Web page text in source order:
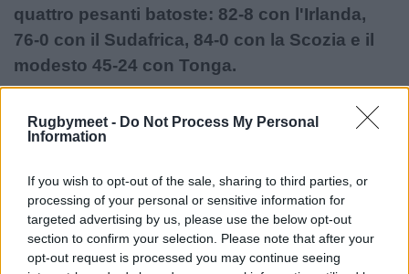
Rugbymeet - Do Not Process My Personal
Information
If you wish to opt-out of the sale, sharing to third parties, or
processing of your personal or sensitive information for
targeted advertising by us, please use the below opt-out
section to confirm your selection. Please note that after your
opt-out request is processed you may continue seeing
quattro pesanti batoste: 82-8 con l'Irlanda,
76-0 con il Sudafrica, 84-0 con la Scozia e il
modesto 45-24 con Tonga.
E Hong Kong non può certo affidarsi ad una
squadra di livello: quasi tutta la rosa è composta
dilettantistico, campionato locale.Al momento
gli unici giocatori di rilievo sembrano essere
il tallonatore Calum Scott, dei London
Scottish, e l'ala Matt Worley, dei Bedford